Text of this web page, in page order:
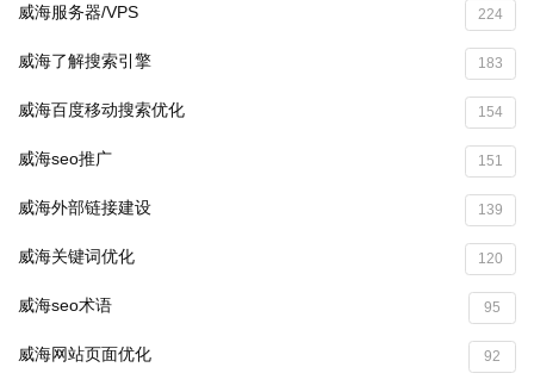
威海服务器/VPS 224
威海了解搜索引擎 183
威海百度移动搜索优化 154
威海seo推广 151
威海外部链接建设 139
威海关键词优化 120
威海seo术语 95
威海网站页面优化 92